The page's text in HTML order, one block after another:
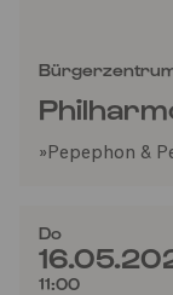
»Pepephon &
Do
11:00